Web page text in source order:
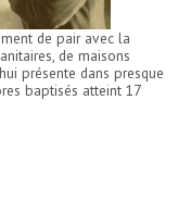
de pair avec la
de maisons
présente dans presque
baptisés atteint 17